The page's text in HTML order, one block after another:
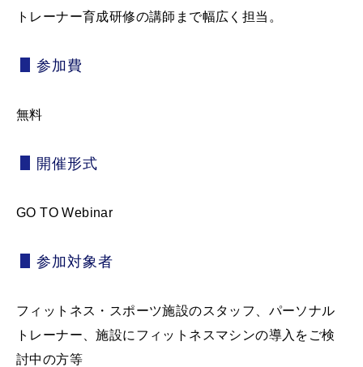
トレーナー育成研修の講師まで幅広く担当。
参加費
無料
開催形式
GO TO Webinar
参加対象者
フィットネス・スポーツ施設のスタッフ、パーソナル
トレーナー、施設にフィットネスマシンの導入をご検
討中の方等